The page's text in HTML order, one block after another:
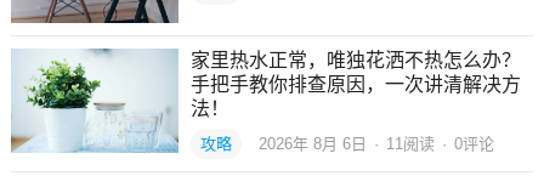
家里热水正常，唯独花洒不热怎么办？
手把手教你排查原因，一次讲清解决方
法！
攻略 2026年 8月 6日 · 11阅读 · 0评论